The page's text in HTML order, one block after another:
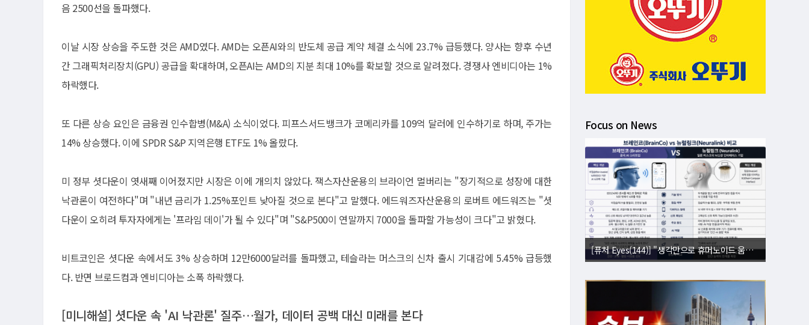
음 2500선을 돌파했다.
이날 시장 상승을 주도한 것은 AMD였다. AMD는 오픈AI와의 반도체 공급 계약 체결 소식에 23.7% 급등했다. 양사는 향후 수년
간 그래픽처리장치(GPU) 공급을 확대하며, 오픈AI는 AMD의 지분 최대 10%를 확보할 것으로 알려졌다. 경쟁사 엔비디아는 1%
하락했다.
또 다른 상승 요인은 금융권 인수합병(M&A) 소식이었다. 피프스서드뱅크가 코메리카를 109억 달러에 인수하기로 하며, 주가는
14% 상승했다. 이에 SPDR S&P 지역은행 ETF도 1% 올랐다.
미 정부 셧다운이 엿새째 이어졌지만 시장은 이에 개의치 않았다. 잭스자산운용의 브라이언 멀버리는 "장기적으로 성장에 대한
낙관론이 여전하다"며 "내년 금리가 1.25%포인트 낮아질 것으로 본다"고 말했다. 에드워즈자산운용의 로버트 에드워즈는 "셧
다운이 오히려 투자자에게는 '프라임 데이'가 될 수 있다"며 "S&P500이 연말까지 7000을 돌파할 가능성이 크다"고 밝혔다.
비트코인은 셧다운 속에서도 3% 상승하며 12만6000달러를 돌파했고, 테슬라는 머스크의 신차 출시 기대감에 5.45% 급등했
다. 반면 브로드컴과 엔비디아는 소폭 하락했다.
[미니해설] 셧다운 속 'AI 낙관론' 질주…월가, 데이터 공백 대신 미래를 본다
Focus on News
[퓨처 Eyes(143)] "별빛도 밤도 지운다"⋯美 '우주 거울' 승인에 과학계 비상